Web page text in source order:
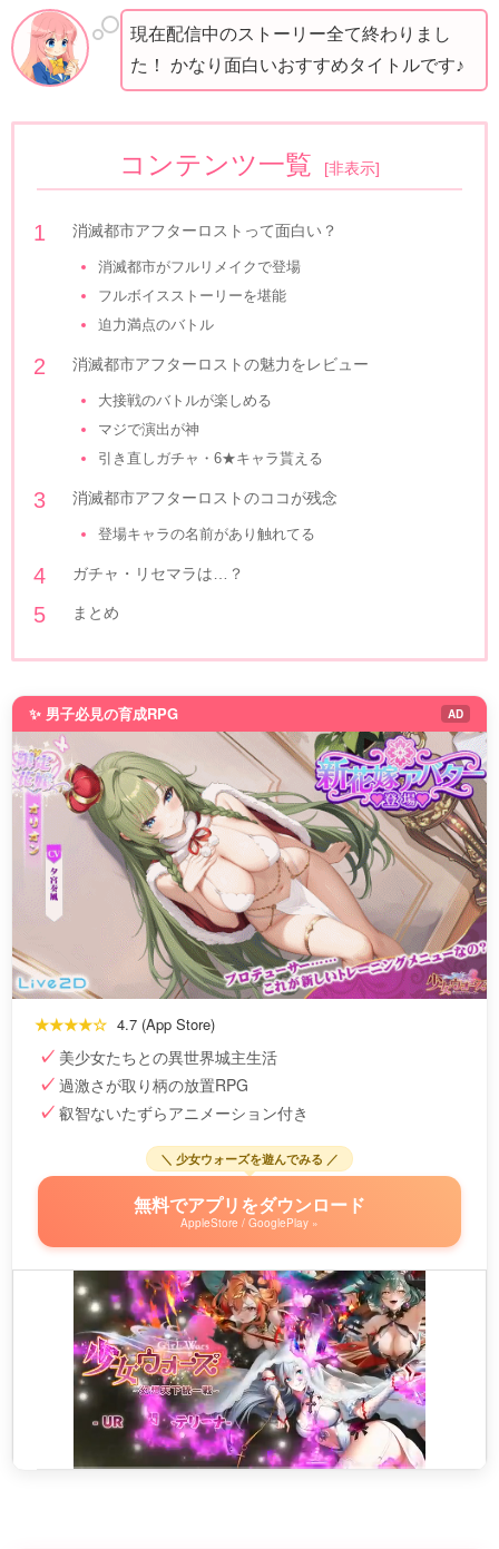
現在配信中のストーリー全て終わりまし
た！ かなり面白いおすすめタイトルです♪
コンテンツ一覧 [非表示]
消滅都市アフターロストって面白い？
消滅都市がフルリメイクで登場
フルボイスストーリーを堪能
迫力満点のバトル
消滅都市アフターロストの魅力をレビュー
大接戦のバトルが楽しめる
マジで演出が神
引き直しガチャ・6★キャラ貰える
消滅都市アフターロストのココが残念
登場キャラの名前があり触れてる
ガチャ・リセマラは…？
まとめ
✨ 男子必見の育成RPG AD
★★★★☆ 4.7 (App Store)
美少女たちとの異世界城主生活
過激さが取り柄の放置RPG
叡智ないたずらアニメーション付き
＼ 少女ウォーズを遊んでみる ／
無料でアプリをダウンロード
AppleStore / GooglePlay »